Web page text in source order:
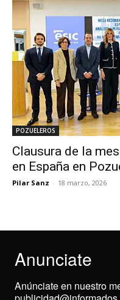
POZUELEROS
Clausura de la
en España en
Pilar Sanz - 18 marzo, 2026
Anunciate
Anúnciate en nuestro